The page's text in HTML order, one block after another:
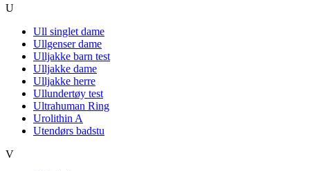
U
Ull singlet dame
Ullgenser dame
Ulljakke barn test
Ulljakke dame
Ulljakke herre
Ullundertøy test
Ultrahuman Ring
Urolithin A
Utendørs badstu
V